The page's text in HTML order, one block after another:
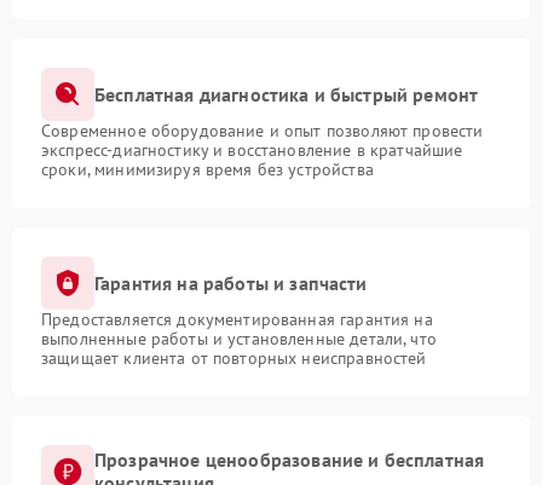
Бесплатная диагностика и быстрый ремонт
Современное оборудование и опыт позволяют провести
экспресс-диагностику и восстановление в кратчайшие
сроки, минимизируя время без устройства
Гарантия на работы и запчасти
Предоставляется документированная гарантия на
выполненные работы и установленные детали, что
защищает клиента от повторных неисправностей
Прозрачное ценообразование и бесплатная